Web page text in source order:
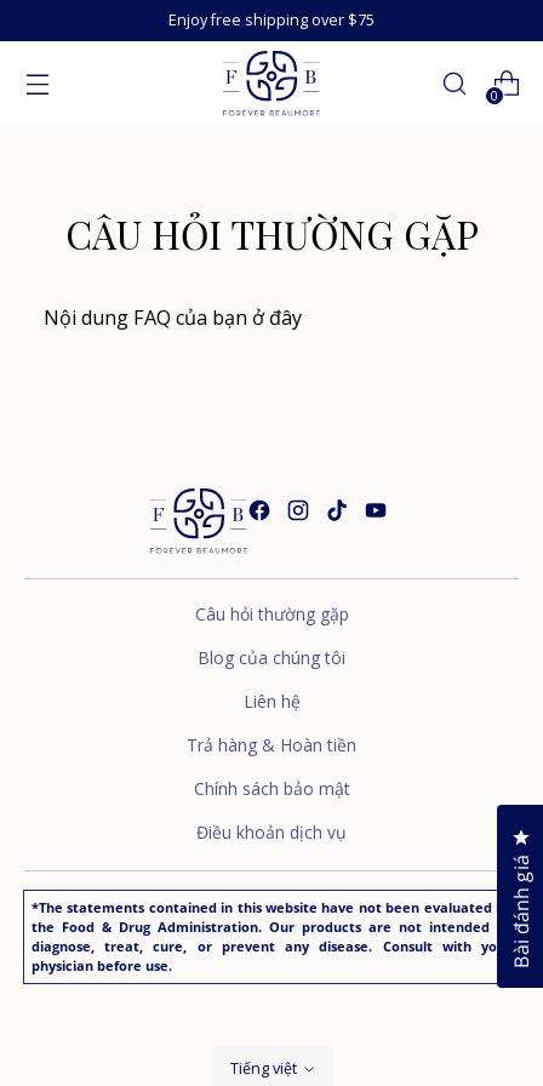
Enjoy free shipping over $75
0
CÂU HỎI THƯỜNG GẶP
Nội dung FAQ của bạn ở đây
Câu hỏi thường gặp
Blog của chúng tôi
Liên hệ
Trả hàng & Hoàn tiền
Chính sách bảo mật
Điều khoản dịch vụ
*The statements contained in this website have not been evaluated by
the Food & Drug Administration. Our products are not intended to
diagnose, treat, cure, or prevent any disease. Consult with your
physician before use.
Tiếng việt
Bài đánh giá